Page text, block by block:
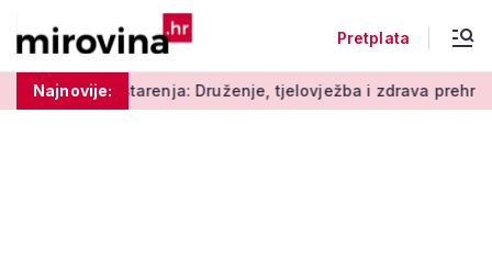
Pretplata
Najnovije:
Druženje, tjelovježba i zdrava prehrana za